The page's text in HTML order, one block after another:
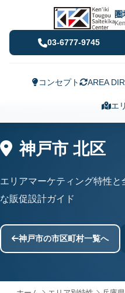
03-6777-9745
コンセプト AREA
エ
神戸市 北区
エリアマーケティング特性
な販促設計ガイド
神戸市の市区町村一覧へ